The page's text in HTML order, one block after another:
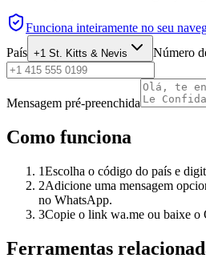
Funciona inteiramente no seu
País +1 St. Kitts & Nevis Número
Mensagem pré-preenchida
Como funciona
1Escolha o código do país e
2Adicione uma mensagem
no WhatsApp.
3Copie o link wa.me ou baixe o
Ferramentas